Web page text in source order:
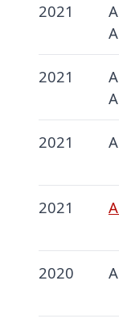
2021
2021
2021
2021
2020